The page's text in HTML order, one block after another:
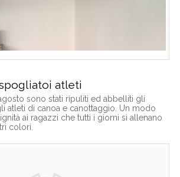
atleti
sono stati ripuliti ed abbelliti gli
atleti di canoa e canottaggio. Un modo
ai ragazzi che tutti i giorni si allenano
colori.